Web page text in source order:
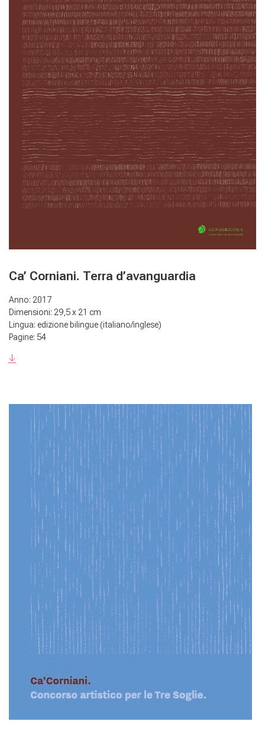
Ca’ Corniani. Terra d’avanguardia
Anno: 2017
Dimensioni: 29,5 x 21 cm
Lingua: edizione bilingue (italiano/inglese)
Pagine: 54